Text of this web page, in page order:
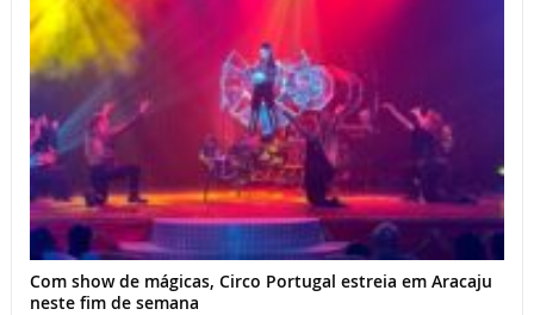
Com show de mágicas, Circo Portugal estreia em Aracaju
neste fim de semana